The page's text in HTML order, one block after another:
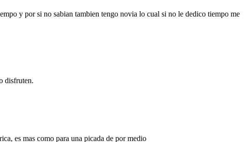
y por si no sabian tambien tengo novia lo cual si no le dedico tiempo me
disfruten.
es mas como para una picada de por medio